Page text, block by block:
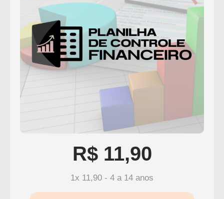
R$ 11,90
1x 11,90 - 4 a 14 anos